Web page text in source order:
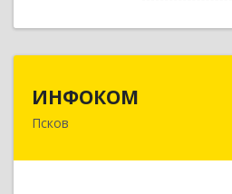
ИНФОКОМ
Псков180000, Псковская обл,